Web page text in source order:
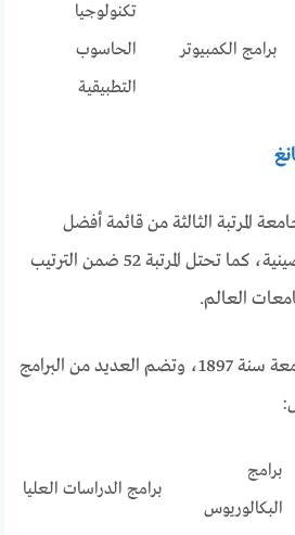
برامج الكمبيوتر
تكنولوجيا
الحاسوب
التطبيقية
المرتبة الثالثة من قائمة أفضل
الجامعات الصينية، كما تحتل المرتبة 52 ضمن الترتيب
العالم.
تأسست الجامعة سنة 1897، وتضم العديد من البرامج
برامج
البكالوريوس
برامج الدراسات العليا